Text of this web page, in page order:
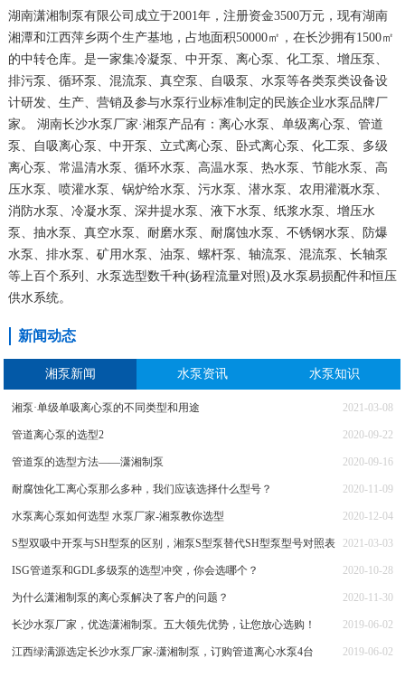
湖南潇湘制泵有限公司成立于2001年，注册资金3500万元，现有湖南
湘潭和江西萍乡两个生产基地，占地面积50000㎡，在长沙拥有1500㎡
的中转仓库。是一家集冷凝泵、中开泵、离心泵、化工泵、增压泵、
排污泵、循环泵、混流泵、真空泵、自吸泵、水泵等各类泵类设备设
计研发、生产、营销及参与水泵行业标准制定的民族企业水泵品牌厂
家。 湖南长沙水泵厂家·湘泵产品有：离心水泵、单级离心泵、管道
泵、自吸离心泵、中开泵、立式离心泵、卧式离心泵、化工泵、多级
离心泵、常温清水泵、循环水泵、高温水泵、热水泵、节能水泵、高
压水泵、喷灌水泵、锅炉给水泵、污水泵、潜水泵、农用灌溉水泵、
消防水泵、冷凝水泵、深井提水泵、液下水泵、纸浆水泵、增压水
泵、抽水泵、真空水泵、耐磨水泵、耐腐蚀水泵、不锈钢水泵、防爆
水泵、排水泵、矿用水泵、油泵、螺杆泵、轴流泵、混流泵、长轴泵
等上百个系列、水泵选型数千种(扬程流量对照)及水泵易损配件和恒压
供水系统。
新闻动态
湘泵新闻 水泵资讯 水泵知识
湘泵·单级单吸离心泵的不同类型和用途 2021-03-08
管道离心泵的选型2 2020-09-22
管道泵的选型方法——潇湘制泵 2020-09-16
耐腐蚀化工离心泵那么多种，我们应该选择什么型号？ 2020-11-09
水泵离心泵如何选型 水泵厂家-湘泵教你选型 2020-12-04
S型双吸中开泵与SH型泵的区别，湘泵S型泵替代SH型泵型号对照表 2021-03-03
ISG管道泵和GDL多级泵的选型冲突，你会选哪个？ 2020-10-28
为什么潇湘制泵的离心泵解决了客户的问题？ 2020-11-30
长沙水泵厂家，优选潇湘制泵。五大领先优势，让您放心选购！ 2019-06-02
江西绿满源选定长沙水泵厂家-潇湘制泵，订购管道离心水泵4台 2019-06-02